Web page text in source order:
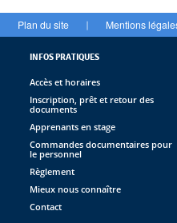
Plan du site | Mentions
INFOS PRATIQUES
Accès et horaires
Inscription, prêt et retour des
documents
Apprenants en stage
Commandes documentaires pour
le personnel
Règlement
Mieux nous connaître
Contact